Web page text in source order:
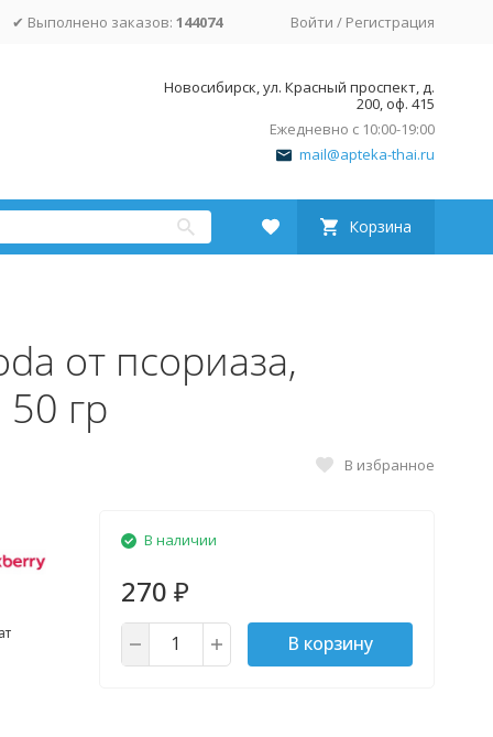
✔ Выполнено заказов: 144074 Войти / Регистрация
Новосибирск, ул. Красный проспект, д.
200, оф. 415
Ежедневно с 10:00-19:00
mail@apteka-thai.ru
Корзина
от псориаза,
гр
В избранное
В наличии
270 ₽
В корзину